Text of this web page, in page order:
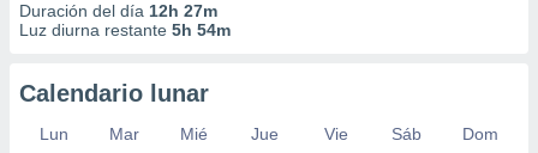
Duración del día 12h 27m
Luz diurna restante 5h 54m
Calendario lunar
Lun Mar Mié Jue Vie Sáb
Dom